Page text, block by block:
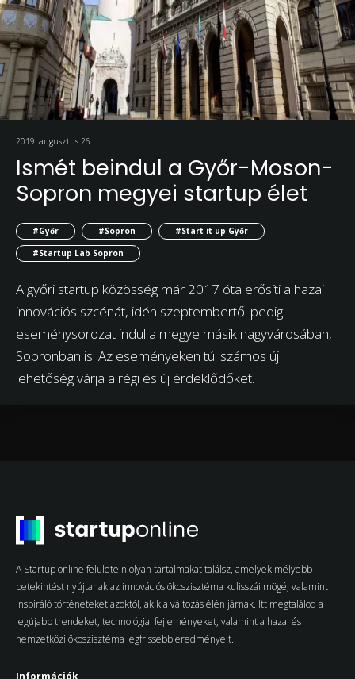
2019. augusztus 26.
Ismét beindul a Győr-Moson-
Sopron megyei startup élet
#Győr #Sopron
#Start it up Győr
#Startup Lab Sopron
A győri startup közösség már 2017 óta erősíti a hazai
innovációs szcénát, idén szeptembertől pedig
eseménysorozat indul a megye másik nagyvárosában,
Sopronban is. Az eseményeken túl számos új
lehetőség várja a régi és új érdeklődőket.
A Startup online felületein olyan tartalmakat találsz, amelyek mélyebb
betekintést nyújtanak az innovációs ökoszisztéma kulisszái mögé, valamint
inspiráló történeteket azoktól, akik a változás élén járnak. Itt megtalálod a
legújabb trendeket, technológiai fejleményeket, valamint a hazai és
nemzetközi ökoszisztéma legfrissebb eredményeit.
Információk